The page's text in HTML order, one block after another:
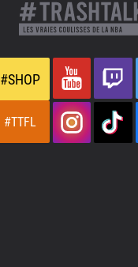
#SHOP
#TTFL